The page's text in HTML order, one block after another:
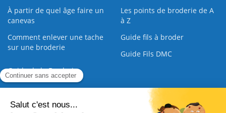
À partir de quel âge faire un
canevas
Les points de broderie de A
à Z
Comment enlever une tache
sur une broderie
Guide fils à broder
Guide Fils DMC
Guide de la Broderie